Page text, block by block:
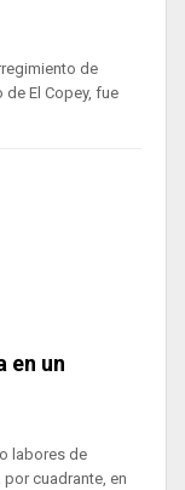
de
El Copey, fue
en un
labores de
cuadrante, en